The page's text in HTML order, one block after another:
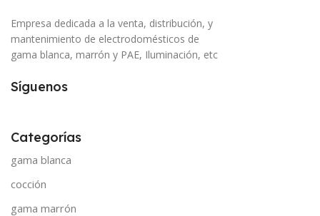
Empresa dedicada a la venta, distribución, y
mantenimiento de electrodomésticos de
gama blanca, marrón y PAE, Iluminación, etc
Síguenos
Categorías
gama blanca
cocción
gama marrón